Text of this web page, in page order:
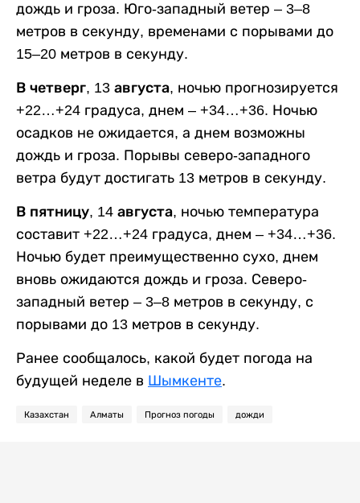
дождь и гроза. Юго-западный ветер – 3–8
метров в секунду, временами с порывами до
15–20 метров в секунду.
В четверг, 13 августа, ночью прогнозируется
+22…+24 градуса, днем – +34…+36. Ночью
осадков не ожидается, а днем возможны
дождь и гроза. Порывы северо-западного
ветра будут достигать 13 метров в секунду.
В пятницу, 14 августа, ночью температура
составит +22…+24 градуса, днем – +34…+36.
Ночью будет преимущественно сухо, днем
вновь ожидаются дождь и гроза. Северо-
западный ветер – 3–8 метров в секунду, с
порывами до 13 метров в секунду.
Ранее сообщалось, какой будет погода на
будущей неделе в Шымкенте.
Казахстан Алматы Прогноз погоды дожди